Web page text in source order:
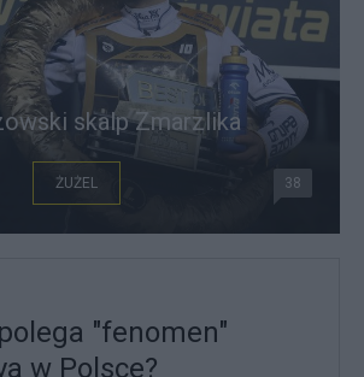
skalp Zmarzlika
ŻUŻEL 38
"fenomen"
w Polsce?